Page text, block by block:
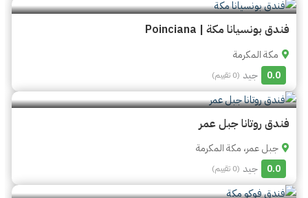
فندق بونسيانا مكة | Poinciana
مكة المكرمة
0.0
جيد (0 تقييم)
فندق روتانا جبل عمر
جبل عمر، مكة المكرمة
0.0
جيد (0 تقييم)